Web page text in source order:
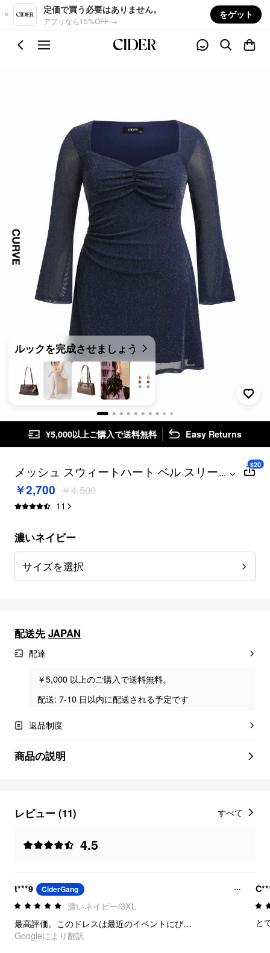
Skip to main content
定価で買う必要はありません。
アプリなら15%OFF →
をゲット
ルックを完成させましょう
¥5,000以上ご購入で送料無料 Easy Returns
メッシュ スウィートハート ベル スリーブ
グリッター ルーシュ ミニ ドレス カーブ＆
プラス
...
￥2,700 ￥4,500
11
$20
濃いネイビー
サイズを選択
配送先 JAPAN
配達
￥5,000 以上のご購入で送料無料。
配送: 7-10 日以内に配送される予定です
返品制度
商品の説明
レビュー (11)
4.5
すべて
t***9 CiderGang
濃いネイビー/3XL
最高評価。このドレスは最近のイベントにぴったりでした。
Googleにより翻訳
と